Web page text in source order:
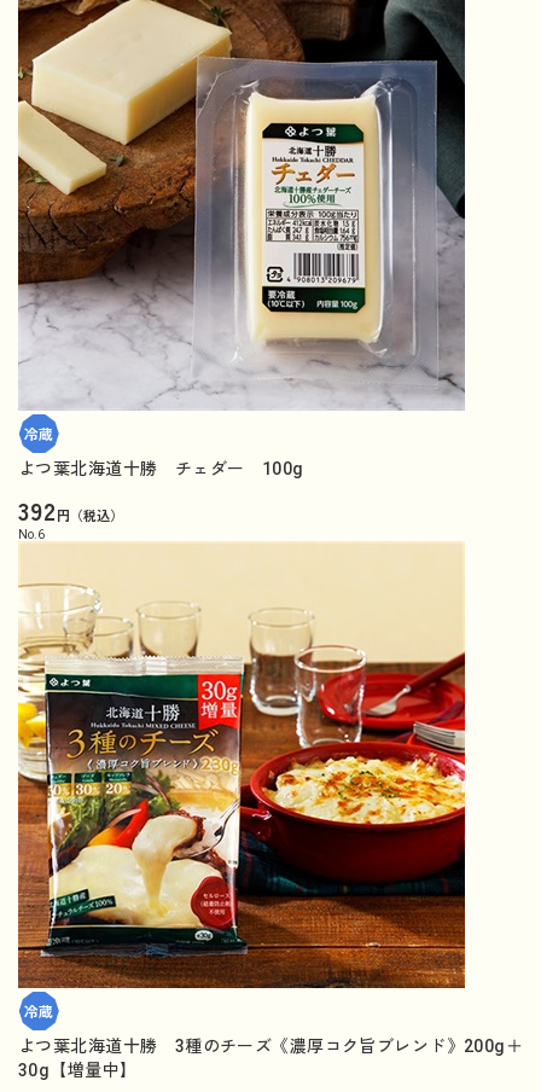
よつ葉北海道十勝 チェダー 100g
392円（税込）
No. 6
よつ葉北海道十勝 3種のチーズ《濃厚コク旨ブレンド》200g＋
30g【増量中】